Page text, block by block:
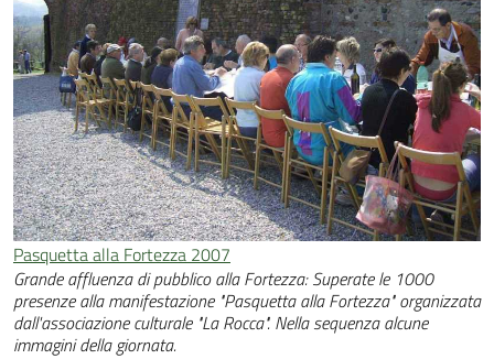
Pasquetta alla Fortezza 2007
Grande affluenza di pubblico alla Fortezza: Superate le 1000
presenze alla manifestazione "Pasquetta alla Fortezza" organizzata
dall'associazione culturale "La Rocca". Nella sequenza alcune
immagini della giornata.